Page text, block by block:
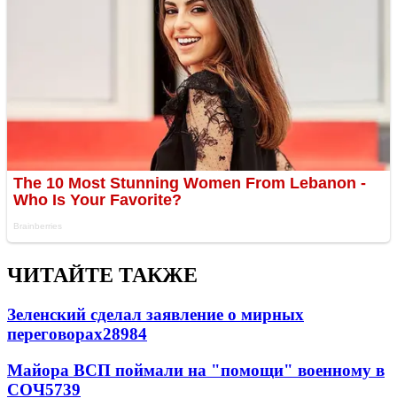
ЧИТАЙТЕ ТАКЖЕ
Зеленский сделал заявление о мирных
переговорах28984
Майора ВСП поймали на "помощи" военному в
СОЧ5739